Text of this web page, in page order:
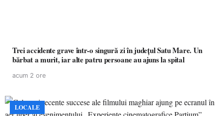
Trei accidente grave într-o singură zi în județul Satu Mare. Un
bărbat a murit, iar alte patru persoane au ajuns la spital
acum 2 ore
LOCALE